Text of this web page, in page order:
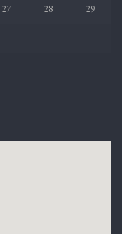
27 28
29